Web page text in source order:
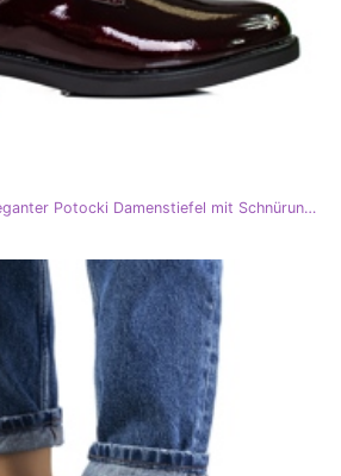
W. Potocki Lackierter eleganter Potocki Damenstiefel mit Schnürung rotwein rot